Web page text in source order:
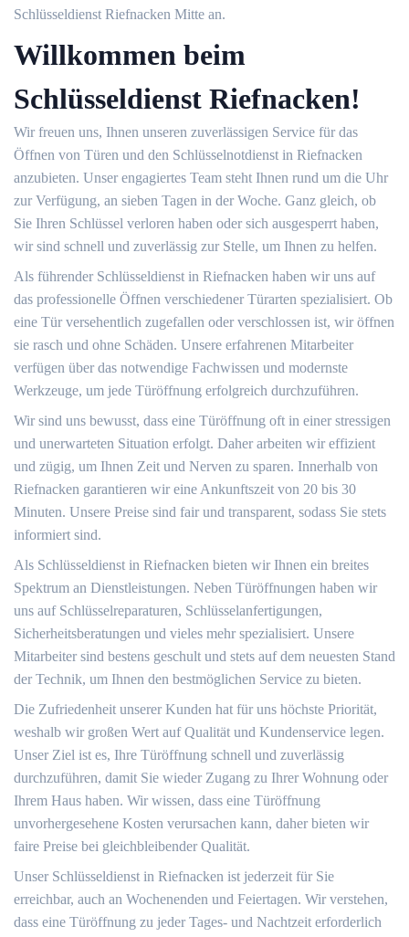
Schlüsseldienst Riefnacken Mitte an.
Willkommen beim
Schlüsseldienst Riefnacken!
Wir freuen uns, Ihnen unseren zuverlässigen Service für das
Öffnen von Türen und den Schlüsselnotdienst in Riefnacken
anzubieten. Unser engagiertes Team steht Ihnen rund um die Uhr
zur Verfügung, an sieben Tagen in der Woche. Ganz gleich, ob
Sie Ihren Schlüssel verloren haben oder sich ausgesperrt haben,
wir sind schnell und zuverlässig zur Stelle, um Ihnen zu helfen.
Als führender Schlüsseldienst in Riefnacken haben wir uns auf
das professionelle Öffnen verschiedener Türarten spezialisiert. Ob
eine Tür versehentlich zugefallen oder verschlossen ist, wir öffnen
sie rasch und ohne Schäden. Unsere erfahrenen Mitarbeiter
verfügen über das notwendige Fachwissen und modernste
Werkzeuge, um jede Türöffnung erfolgreich durchzuführen.
Wir sind uns bewusst, dass eine Türöffnung oft in einer stressigen
und unerwarteten Situation erfolgt. Daher arbeiten wir effizient
und zügig, um Ihnen Zeit und Nerven zu sparen. Innerhalb von
Riefnacken garantieren wir eine Ankunftszeit von 20 bis 30
Minuten. Unsere Preise sind fair und transparent, sodass Sie stets
informiert sind.
Als Schlüsseldienst in Riefnacken bieten wir Ihnen ein breites
Spektrum an Dienstleistungen. Neben Türöffnungen haben wir
uns auf Schlüsselreparaturen, Schlüsselanfertigungen,
Sicherheitsberatungen und vieles mehr spezialisiert. Unsere
Mitarbeiter sind bestens geschult und stets auf dem neuesten Stand
der Technik, um Ihnen den bestmöglichen Service zu bieten.
Die Zufriedenheit unserer Kunden hat für uns höchste Priorität,
weshalb wir großen Wert auf Qualität und Kundenservice legen.
Unser Ziel ist es, Ihre Türöffnung schnell und zuverlässig
durchzuführen, damit Sie wieder Zugang zu Ihrer Wohnung oder
Ihrem Haus haben. Wir wissen, dass eine Türöffnung
unvorhergesehene Kosten verursachen kann, daher bieten wir
faire Preise bei gleichbleibender Qualität.
Unser Schlüsseldienst in Riefnacken ist jederzeit für Sie
erreichbar, auch an Wochenenden und Feiertagen. Wir verstehen,
dass eine Türöffnung zu jeder Tages- und Nachtzeit erforderlich